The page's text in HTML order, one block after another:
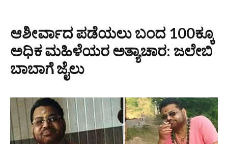
ಆಶೀರ್ವಾದ ಪಡೆಯಲು ಬಂದ 100ಕ್ಕೂ
ಅಧಿಕ ಮಹಿಳೆಯರ ಅತ್ಯಾಚಾರ: ಜಲೇಬಿ
ಬಾಬಾಗೆ ಜೈಲು